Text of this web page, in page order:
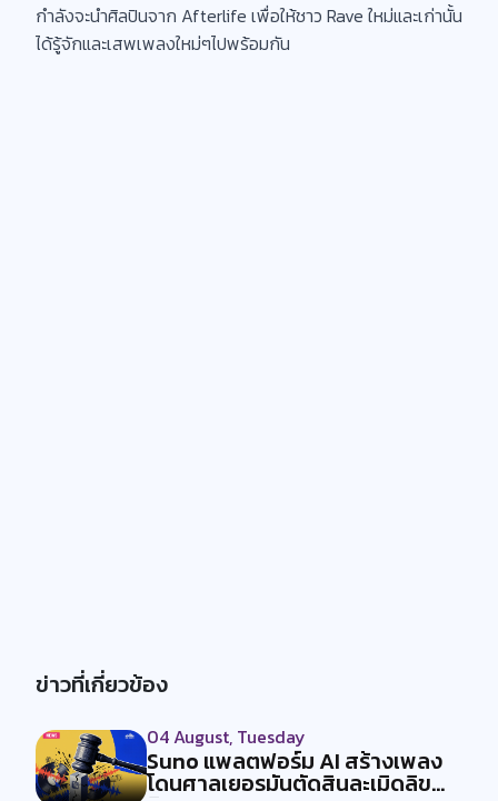
กำลังจะนำศิลปินจาก Afterlife เพื่อให้ชาว Rave ใหม่และเก่านั้น
ได้รู้จักและเสพเพลงใหม่ๆไปพร้อมกัน
ข่าวที่เกี่ยวข้อง
04 August, Tuesday
Suno แพลตฟอร์ม AI สร้างเพลง
โดนศาลเยอรมันตัดสินละเมิดลิข